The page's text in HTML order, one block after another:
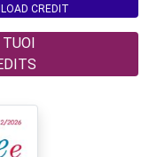
CREDIT